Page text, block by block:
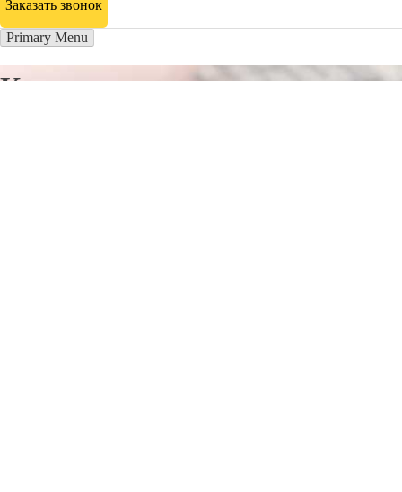
Заказать звонок
Primary Menu
Курсы программирования в